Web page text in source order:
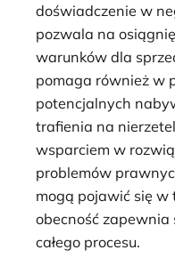
doświadczenie w
pozwala na
warunków dla
pomaga również w
potencjalnych
trafienia na
wsparciem w
problemów
mogą pojawić się w
obecność zapewnia
całego procesu.